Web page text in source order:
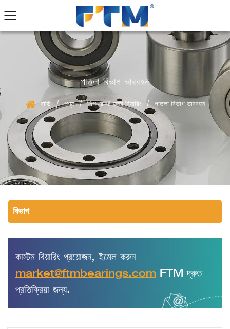
পাতলা বিভাগ ভারবহন
বাড়ি / পণ্য / শিল্প রোবট জন্য বিয়ারিং / পাতলা বিভাগ ভারবহন
বিভাগ
কাস্টম বিয়ারিং প্রয়োজন, ইমেল করুন
market@ftmbearings.com FTM দ্রুত
প্রতিক্রিয়া জন্য.